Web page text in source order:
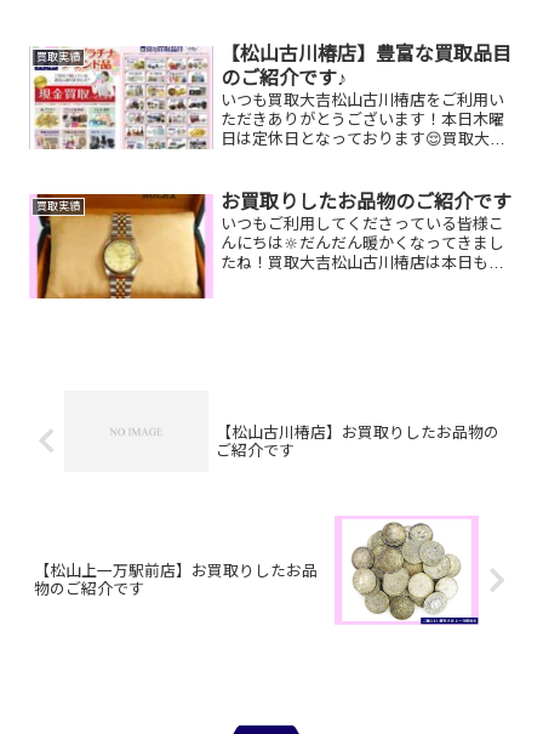
11,500円以上ご成約のお客様限定でご参
加いただけ...
買取実績
【松山古川椿店】豊富な買取品目
のご紹介です♪
いつも買取大吉松山古川椿店をご利用い
ただきありがとうございます！本日木曜
日は定休日となっております😌買取大吉
ー、時計etc.はもちろん、他店で断られ
たものや、片手でお持ちい...
買取実績 お買取りしたお品物のご紹介です
いつもご利用してくださっている皆様こ
んにちは🔆だんだん暖かくなってきまし
たね！買取大吉松山古川椿店は本日も元
【松山古川椿店】お買取りしたお品物の
ご紹介です
【松山上一万駅前店】お買取りしたお品
物のご紹介です